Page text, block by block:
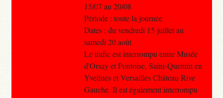
15/07 au 20/08
Période : toute la journée
Dates : du vendredi 15 juillet au
samedi 20 août
Le trafic est interrompu entre Musée
d'Orsay et Pontoise, Saint-Quentin en
Yvelines et Versailles Château Rive
Gauche. Il est également interrompu